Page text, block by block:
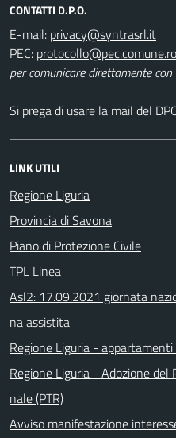
CONTATTI D.P.O.
E-mail:
PEC:
per comunicare direttamente
Si prega di usare la mail del
LINK UTILI
Regione Liguria
Provincia di Savona
Piano di Protezione Civile
TPL Linea
Asl2: 17.09.2021 giornata
na assistita
Regione Liguria -
Regione Liguria - Adozione del
nale (PTR)
Avviso manifestazione